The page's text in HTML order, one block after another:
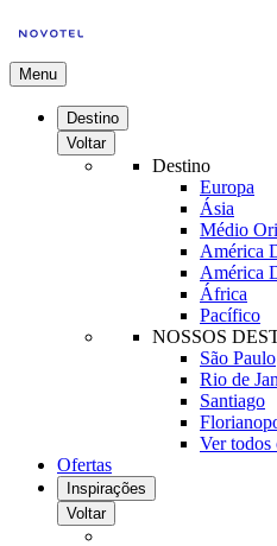
Menu
Destino
Voltar
Destino
Europa
Ásia
Médio
América
América
África
Pacífico
NOSSOS
São Paulo
Rio de
Santiago
Ver todos
Ofertas
Inspirações
Voltar